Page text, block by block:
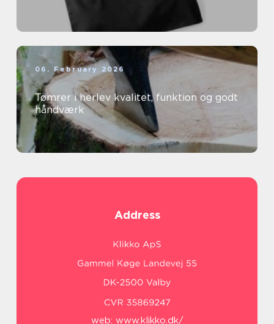
06. February 2026
Tømrer i herlev kvalitet, funktion og godt
håndværk
Address
web: www.klikko.dk/